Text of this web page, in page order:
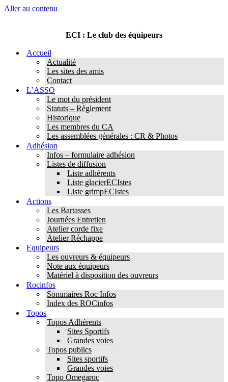
Aller au contenu
ECI : Le club des équipeurs
Accueil
Actualité
Les sites des amis
Contact
L’ASSO
Le mot du président
Statuts – Règlement
Historique
Les membres du CA
Les assemblées générales : CR & Photos
Adhésion
Infos – formulaire adhésion
Listes de diffusion
Liste adhérents
Liste glacierECIstes
Liste grimpECIstes
Actions
Les Bartasses
Journées Entretien
Atelier corde fixe
Atelier Réchappe
Equipeurs
Les ouvreurs & équipeurs
Note aux équipeurs
Matériel à disposition des ouvreurs
Rocinfos
Sommaires Roc Infos
Index des ROCinfos
Topos
Topos Adhérents
Sites Sportifs
Grandes voies
Topos publics
Sites sportifs
Grandes voies
Topo Omegaroc